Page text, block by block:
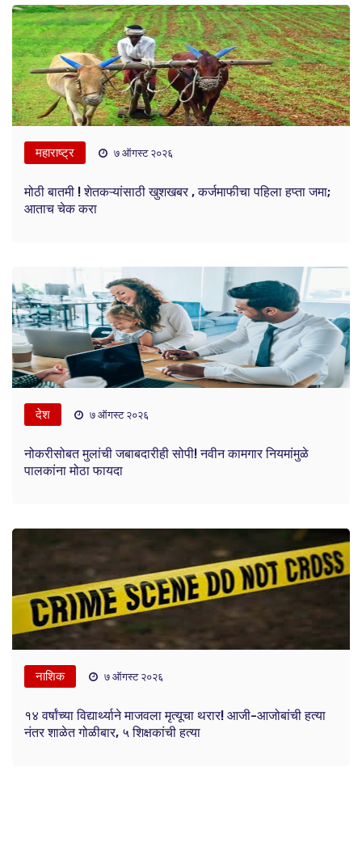
महाराष्ट्र ७ ऑगस्ट २०२६
मोठी बातमी ! शेतकऱ्यांसाठी खुशखबर , कर्जमाफीचा पहिला हप्ता जमा;
आताच चेक करा
देश ७ ऑगस्ट २०२६
नोकरीसोबत मुलांची जबाबदारीही सोपी! नवीन कामगार नियमांमुळे
पालकांना मोठा फायदा
नाशिक ७ ऑगस्ट २०२६
१४ वर्षांच्या विद्यार्थ्याने माजवला मृत्यूचा थरार! आजी-आजोबांची हत्या
नंतर शाळेत गोळीबार, ५ शिक्षकांची हत्या